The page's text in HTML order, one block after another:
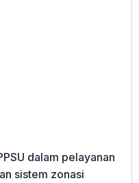
dalam pelayanan
sistem zonasi